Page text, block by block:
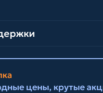
цены, крутые